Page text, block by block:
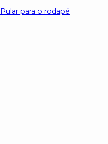
Pular para o rodapé